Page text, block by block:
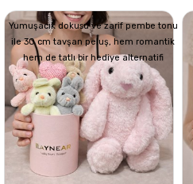
Yumuşacık dokusu ve zarif pembe tonu
ile 30 cm tavşan peluş, hem romantik
hem de tatlı bir hediye alternatifi